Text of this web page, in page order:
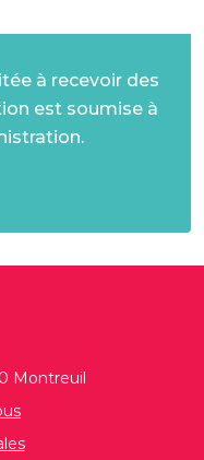
à recevoir des
est soumise à
Montreuil